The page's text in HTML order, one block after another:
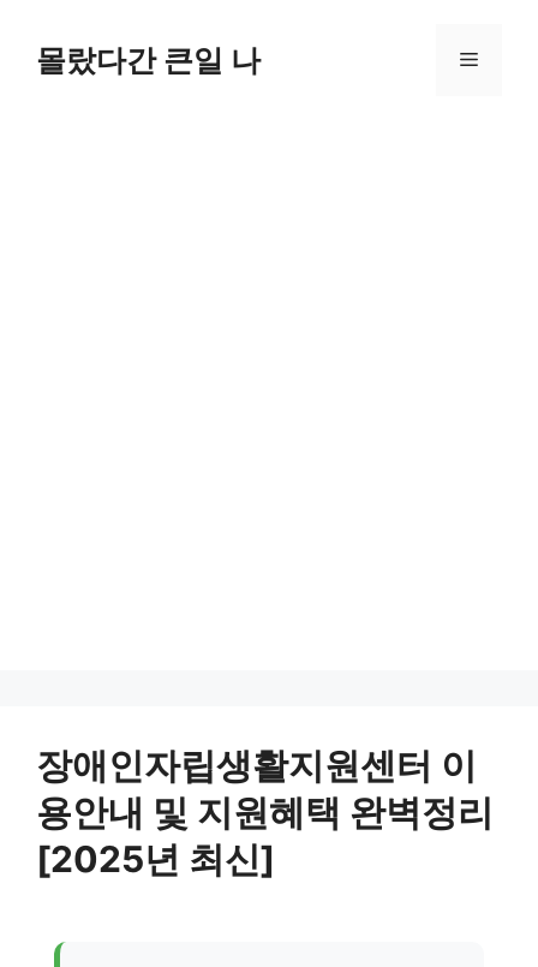
몰랐다간 큰일 나 메
장애인자립생활지원센터 이
용안내 및 지원혜택 완벽정리
[2025년 최신]